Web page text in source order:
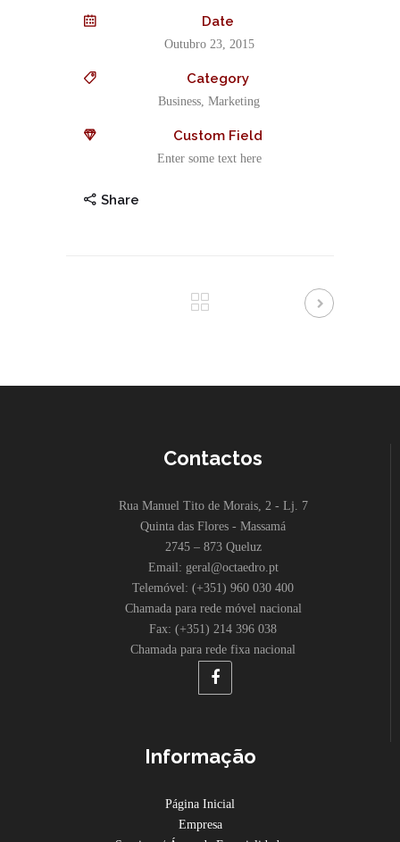
Date
Outubro 23, 2015
Category
Business, Marketing
Custom Field
Enter some text here
Share
Contactos
Rua Manuel Tito de Morais, 2 - Lj. 7
Quinta das Flores - Massamá
2745 – 873 Queluz
Email: geral@octaedro.pt
Telemóvel: (+351) 960 030 400
Chamada para rede móvel nacional
Fax: (+351) 214 396 038
Chamada para rede fixa nacional
Informação
Página Inicial
Empresa